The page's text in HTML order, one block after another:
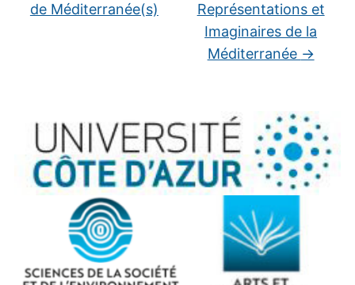
de Méditerranée(s)
Représentations et
Imaginaires de la
Méditerranée →